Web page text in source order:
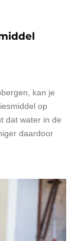
kan je
op
dat water in de
daardoor